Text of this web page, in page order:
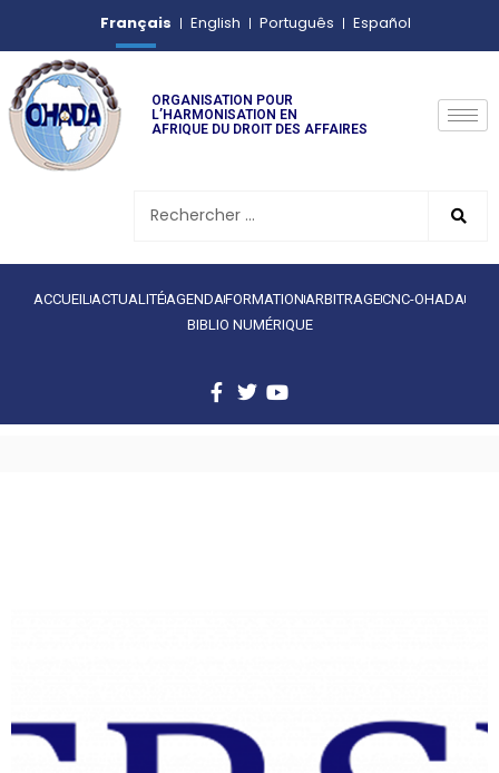
Français English Português Español
ORGANISATION POUR
L’HARMONISATION EN
AFRIQUE DU DROIT DES AFFAIRES
ACCUEIL ACTUALITÉAGENDAFORMATION ARBITRAGECNC-OHADA
BIBLIO NUMÉRIQUE